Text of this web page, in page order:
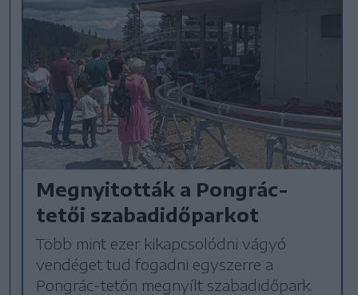
Megnyitották a Pongrác-
tetői szabadidőparkot
Több mint ezer kikapcsolódni vágyó
vendéget tud fogadni egyszerre a
Pongrác-tetőn megnyílt szabadidőpark.